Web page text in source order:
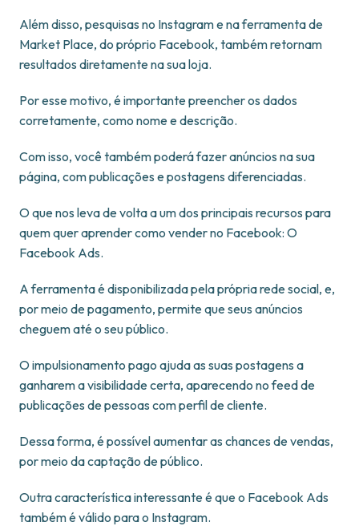
Além disso, pesquisas no Instagram e na ferramenta de
Market Place, do próprio Facebook, também retornam
resultados diretamente na sua loja.
Por esse motivo, é importante preencher os dados
corretamente, como nome e descrição.
Com isso, você também poderá fazer anúncios na sua
página, com publicações e postagens diferenciadas.
O que nos leva de volta a um dos principais recursos para
quem quer aprender como vender no Facebook: O
Facebook Ads.
A ferramenta é disponibilizada pela própria rede social, e,
por meio de pagamento, permite que seus anúncios
cheguem até o seu público.
O impulsionamento pago ajuda as suas postagens a
ganharem a visibilidade certa, aparecendo no feed de
publicações de pessoas com perfil de cliente.
Dessa forma, é possível aumentar as chances de vendas,
por meio da captação de público.
Outra característica interessante é que o Facebook Ads
também é válido para o Instagram.